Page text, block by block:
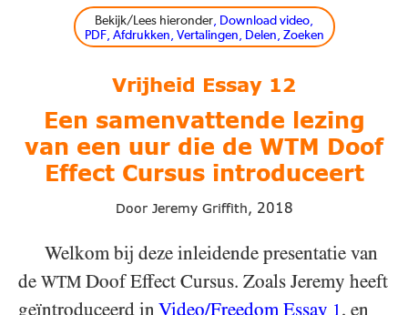
Bekijk/Lees hieronder, Download video,
PDF, Afdrukken, Vertalingen, Delen, Zoeken
Vrijheid Essay 12
Een samenvattende lezing
van een uur die de WTM Doof
Effect Cursus introduceert
Door Jeremy Griffith, 2018
Welkom bij deze inleidende presentatie van
de WTM Doof Effect Cursus. Zoals Jeremy heeft
geïntroduceerd inVideo/​Freedom Essay 1 , en